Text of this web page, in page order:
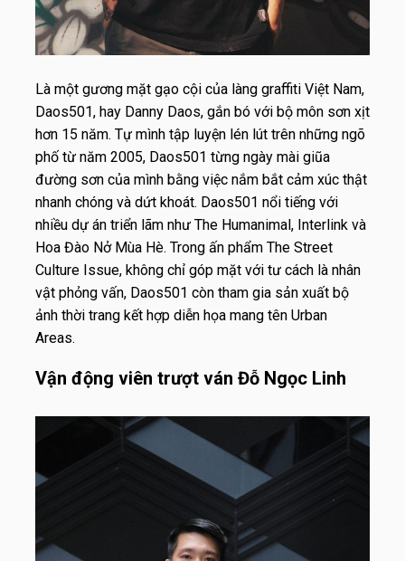
Là một gương mặt gạo cội của làng graffiti Việt Nam,
Daos501, hay Danny Daos, gắn bó với bộ môn sơn xịt
hơn 15 năm. Tự mình tập luyện lén lút trên những ngõ
phố từ năm 2005, Daos501 từng ngày mài giũa
đường sơn của mình bằng việc nắm bắt cảm xúc thật
nhanh chóng và dứt khoát. Daos501 nổi tiếng với
nhiều dự án triển lãm như The Humanimal, Interlink và
Hoa Đào Nở Mùa Hè. Trong ấn phẩm The Street
Culture Issue, không chỉ góp mặt với tư cách là nhân
vật phỏng vấn, Daos501 còn tham gia sản xuất bộ
ảnh thời trang kết hợp diễn họa mang tên Urban
Areas.
Vận động viên trượt ván Đỗ Ngọc Linh